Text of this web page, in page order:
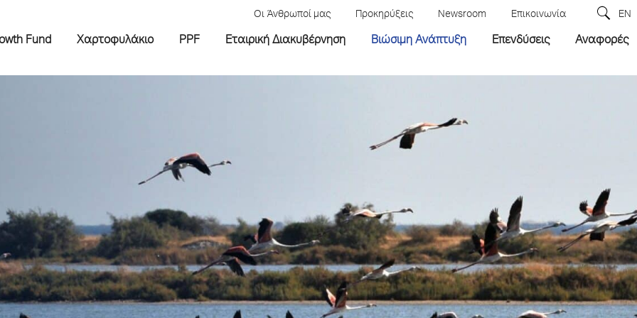
Οι Άνθρωποί μας Προκηρύξεις Newsroom Επικοινωνία EN
Fund Χαρτοφυλάκιο PPF Εταιρική Διακυβέρνηση Βιώσιμη Ανάπτυξη Επενδύσεις Αναφορές